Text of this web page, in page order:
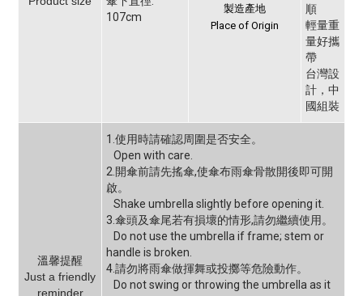
107cm
製造產地
Place of Origin
順
輕量重
量好攜
帶
台灣設
計，中
國組裝
溫馨提醒
Just a friendly
reminder
1.使用時請確認周圍是否安全。
Open with care.
2.開傘前請先搖傘,使傘布雨傘骨散開後即可開
啟。
Shake umbrella slightly before opening it.
3.傘頭及傘尾若有損壞的情形,請勿繼續使用。
Do not use the umbrella if frame; stem or
handle is broken.
4.請勿將雨傘做揮舞或投擲等危險動作。
Do not swing or throwing the umbrella as it